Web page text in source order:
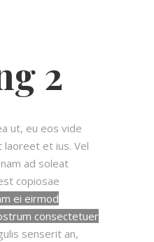
2
ut, eu eos vide
laoreet et ius. Vel
ad soleat
copiosae
ei eirmod
consectetuer
senserit an,